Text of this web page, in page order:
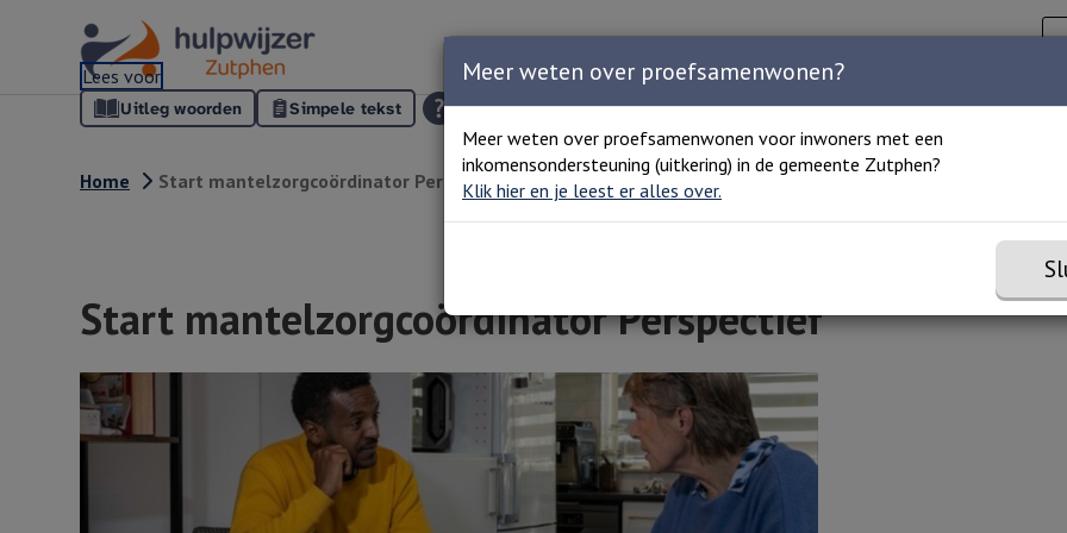
Lees voor
Uitleg woorden Simpele tekst
Zoeken
Home Start mantelzorgcoördinator Perspectief
Start mantelzorgcoördinator Perspectief
Meer weten over proefsamenwonen?
Meer weten over proefsamenwonen voor inwoners met een
inkomensondersteuning (uitkering) in de gemeente Zutphen?
Klik hier en je leest er alles over.